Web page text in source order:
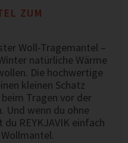
ZUM
Woll-Tragemantel –
natürliche Wärme
Die hochwertige
kleinen Schatz
Tragen vor der
Und wenn du ohne
REYKJAVIK einfach